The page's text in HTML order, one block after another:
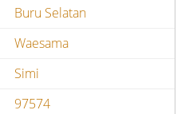
Buru Selatan
Waesama
Simi
97574